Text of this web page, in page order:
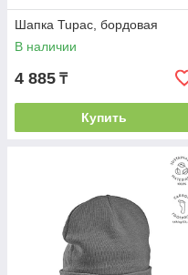
Возможность
шапкой идетнашивка
предоставляет вам
логотип, девиз или
Уют и стиль
: Шапка
спутник для
тепло, позволяя вам
свою индивидуальность.
Наслаждайтесь теплом,
себя с шапкой TUPAC —
выбором.
Шапка Tupac, бордовая
В наличии
4 885 ₸
Купить